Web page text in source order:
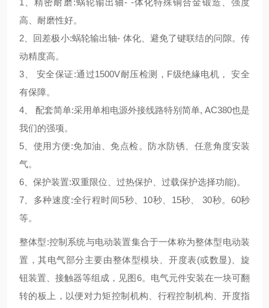
1、精密耐磨:蜗轮输出轴- -体化特殊铜合金锻造、强度
高、耐磨性好。
2、回差极小:蜗轮输出轴- 体化、避免了键联结的问隙。传
动精度高。
3、 安全保证:通过1500V耐压检测，F级绝緣电机， 安全
有保障。
4、 配套简单:采用单相电源外接线路特别简单, AC380也是
我们的强项。
5、使用方便:免加油、免点检。防水防锈、任意角度安装
气。
6、保护装置:双重限位、过热保护、过载保护选择功能)。
7、多种速度:全行程时间5秒、10秒、15秒、 30秒。60秒
等。
整体型:控制系统与电动装置集合于一体称为整体型电动装
置，其电气部分主要由整体型模块、开度表(或数显)、旋
钮装置、接触器等组成，见图6。电气元件安装在一块可翻
转的板上，以便对力矩控制机构、行程控制机构、开度指